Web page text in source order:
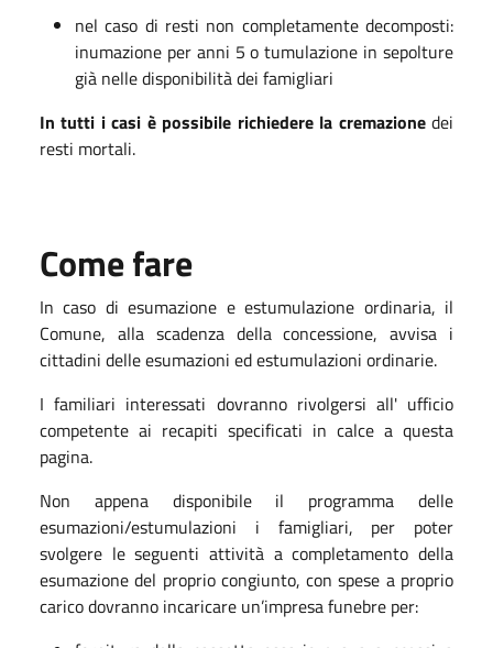
nel caso di resti non completamente decomposti:
inumazione per anni 5 o tumulazione in sepolture
già nelle disponibilità dei famigliari
In tutti i casi è possibile richiedere la cremazionedei
resti mortali.
Come fare
In caso di esumazione e estumulazione ordinaria, il
Comune, alla scadenza della concessione, avvisa i
cittadini delle esumazioni ed estumulazioni ordinarie.
I familiari interessati dovranno rivolgersi all' ufficio
competente ai recapiti specificati in calce a questa
pagina.
Non appena disponibile il programma delle
esumazioni/estumulazioni i famigliari, per poter
svolgere le seguenti attività a completamento della
esumazione del proprio congiunto, con spese a proprio
carico dovranno incaricare un’impresa funebre per: